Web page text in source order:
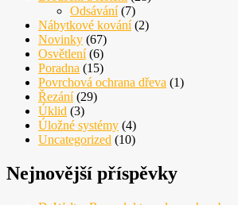
Odsávání(7)
Nábytkové kování(2)
Novinky (67)
Osvětlení(6)
Poradna (15)
Povrchová ochrana dřeva (1)
Řezání(29)
Úklid (3)
Úložné systémy (4)
Uncategorized (10)
Nejnovější příspěvky